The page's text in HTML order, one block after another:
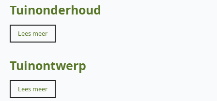
Tuinonderhoud
Lees meer
Tuinontwerp
Lees meer